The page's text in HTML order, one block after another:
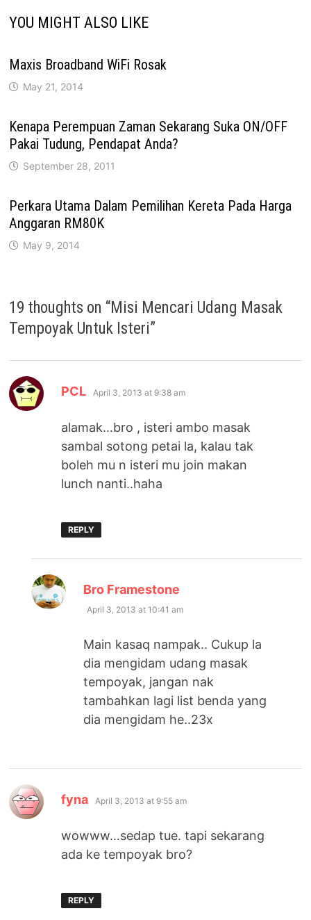
YOU MIGHT ALSO LIKE
Maxis Broadband WiFi Rosak
May 21, 2014
Kenapa Perempuan Zaman Sekarang Suka ON/OFF
Pakai Tudung, Pendapat Anda?
September 28, 2011
Perkara Utama Dalam Pemilihan Kereta Pada Harga
Anggaran RM80K
May 9, 2014
19 thoughts on “Misi Mencari Udang Masak
Tempoyak Untuk Isteri”
PCL says:
April 3, 2013 at 9:38 am
alamak…bro , isteri ambo masak
sambal sotong petai la, kalau tak
boleh mu n isteri mu join makan
lunch nanti..haha
REPLY
Bro Framestone
April 3, 2013 at 10:41 am
Main kasaq nampak.. Cukup la
dia mengidam udang masak
tempoyak, jangan nak
tambahkan lagi list benda yang
dia mengidam he..23x
fyna says:
April 3, 2013 at 9:55 am
wowww…sedap tue. tapi sekarang
ada ke tempoyak bro?
REPLY